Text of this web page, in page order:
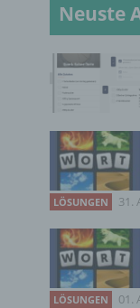
Neuste
LÖSUNGEN 31.
LÖSUNGEN 01.